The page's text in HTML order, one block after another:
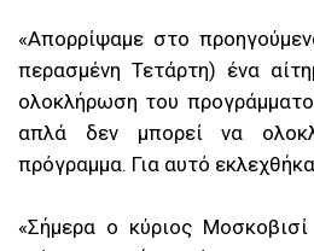
«Απορρίψαμε στο
περασμένη Τετάρτη) ένα
ολοκλήρωση του
απλά δεν μπορεί να
πρόγραμμα. Για αυτό
«Σήμερα ο κύριος